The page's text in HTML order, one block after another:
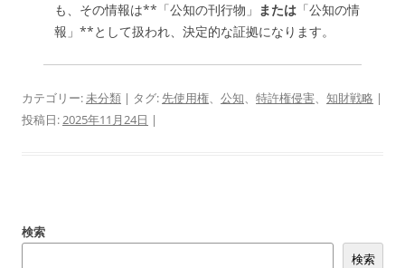
も、その情報は**「公知の刊行物」 または 「公知の情
報」**として扱われ、決定的な証拠になります。
カテゴリー:未分類 | タグ: 先使用権、 公知、 特許権侵害、 知財戦略 |
投稿日:2025年11月24日 |
検索
検索